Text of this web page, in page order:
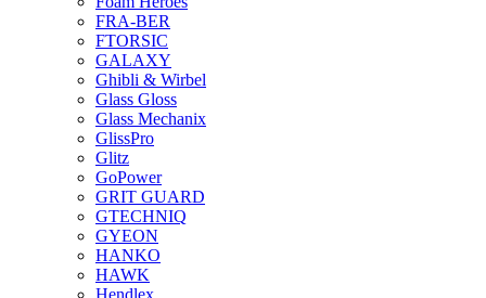
FRA-BER
FTORSIC
GALAXY
Ghibli & Wirbel
Glass Gloss
Glass Mechanix
GlissPro
Glitz
GoPower
GRIT GUARD
GTECHNIQ
GYEON
HANKO
HAWK
Hendlex